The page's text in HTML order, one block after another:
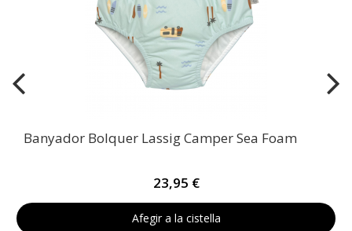
Banyador Bolquer Lassig Camper Sea Foam
23,95 €
Afegir a la cistella